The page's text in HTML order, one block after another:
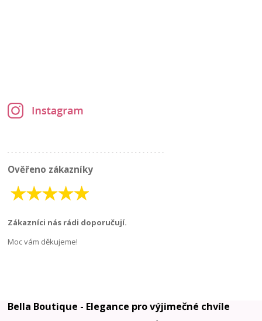
Ověřeno zákazníky
Zákazníci nás rádi doporučují.
Moc vám děkujeme!
Bella Boutique - Elegance pro výjimečné chvíle